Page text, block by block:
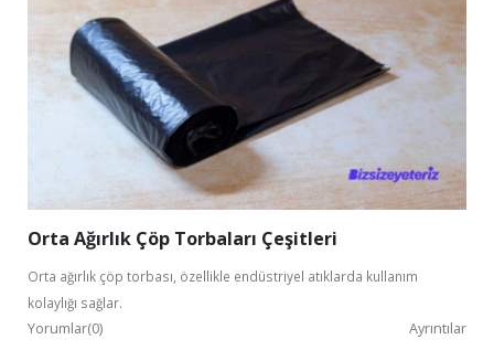
Orta Ağırlık Çöp Torbaları Çeşitleri
Orta ağırlık çöp torbası, özellikle endüstriyel atıklarda kullanım
kolaylığı sağlar.
Yorumlar(0) Ayrıntılar